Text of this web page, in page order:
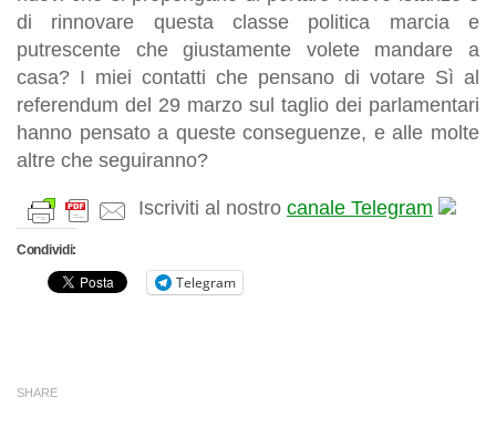
di rinnovare questa classe politica marcia e
putrescente che giustamente volete mandare a
casa? I miei contatti che pensano di votare Sì al
referendum del 29 marzo sul taglio dei parlamentari
hanno pensato a queste conseguenze, e alle molte
altre che seguiranno?
Iscriviti al nostro canale Telegram
Condividi:
Telegram
SHARE